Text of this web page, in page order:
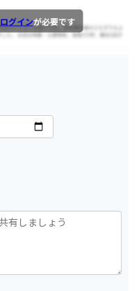
ログインが必要です